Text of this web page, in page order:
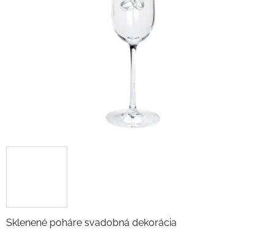
Sklenené poháre svadobná dekorácia